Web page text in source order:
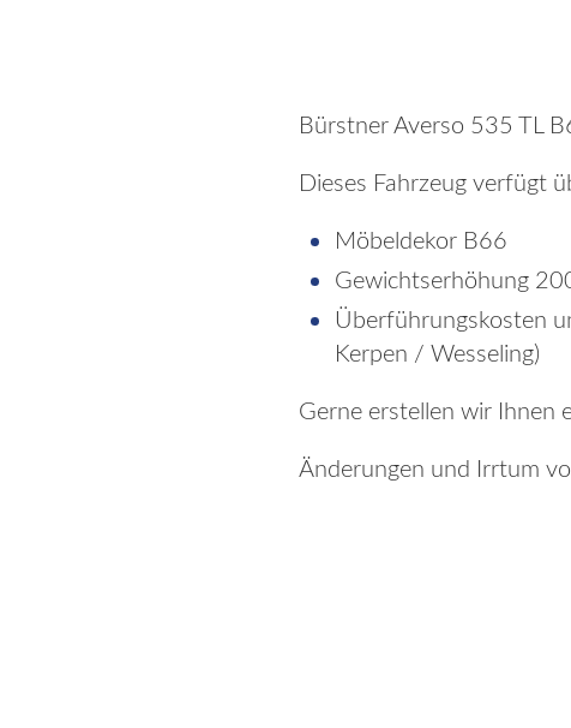
Bürstner Averso 535 TL
Dieses Fahrzeug verfügt
Möbeldekor B66
Gewichtserhöhung
Überführungskosten
Kerpen / Wesseling)
Gerne erstellen wir Ihnen
Änderungen und Irrtum